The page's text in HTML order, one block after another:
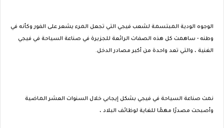
الوجوه الودية المبتسمة لشعب فيجي التي تجعل المرء يشعر على الفور وكأنه في
وطنه - ساهمت كل هذه الصفات الرائعة للجزيرة في صناعة السياحة في فيجي
الغنية ، والتي تعد واحدة من أكبر مصادر الدخل.
نمت صناعة السياحة في فيجي بشكل إيجابي خلال السنوات العشر الماضية
وأصبحت مصدرًا مهمًا للغاية لوظائف البلاد ،